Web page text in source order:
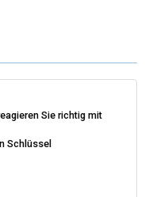
D
N
Sie richtig mit
Schlüssel